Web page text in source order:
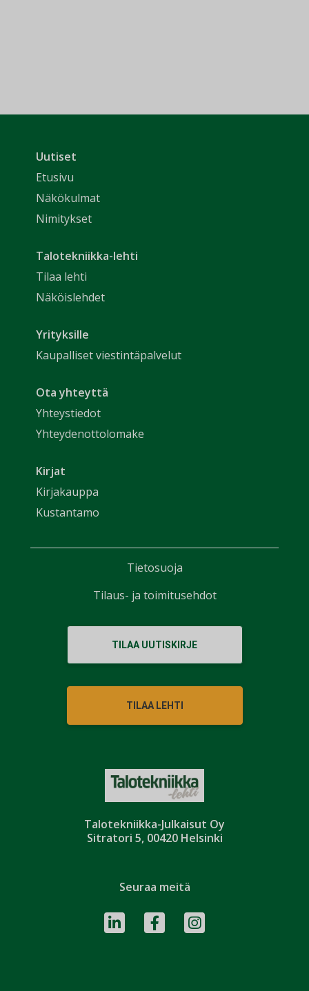
Talotekniikka-Julkaisut Oy
Sitratori 5, 00420 Helsinki
Uutiset
Etusivu
Näkökulmat
Nimitykset
Talotekniikka-lehti
Tilaa lehti
Näköislehdet
Yrityksille
Kaupalliset viestintäpalvelut
Ota yhteyttä
Yhteystiedot
Yhteydenottolomake
Kirjat
Kirjakauppa
Kustantamo
TILAA UUTISKIRJE
TILAA LEHTI
Seuraa meitä
Tietosuoja
Tilaus- ja toimitusehdot